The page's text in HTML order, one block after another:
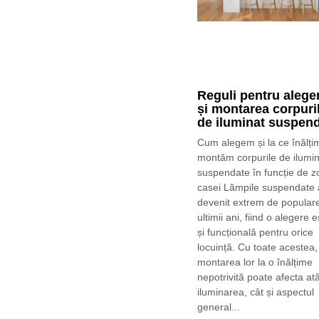
Reguli pentru
și montarea
de iluminat
Cum alegem și la ce
montăm corpurile de
suspendate în funcție de
casei Lămpile suspendate
devenit extrem de
ultimii ani, fiind o alegere
și funcțională pentru orice
locuință. Cu toate acestea,
montarea lor la o înălțime
nepotrivită poate afecta
iluminarea, cât și aspectul
general...